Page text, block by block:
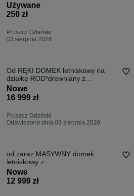
Używane
250 zł
Pruszcz Gdański
03 sierpnia 2026
Od RĘKI DOMEK letniskowy na
działkę ROD*drewniany z
TARASEM* 6x4*24 m2
Nowe
16 999 zł
Pruszcz Gdański
Odświeżono dnia 03 sierpnia 2026
od zaraz MASYWNY domek
letniskowy z
tarasem*5x3*15m2*ogrodowy*dom
ki*balik 34mm
Nowe
12 999 zł